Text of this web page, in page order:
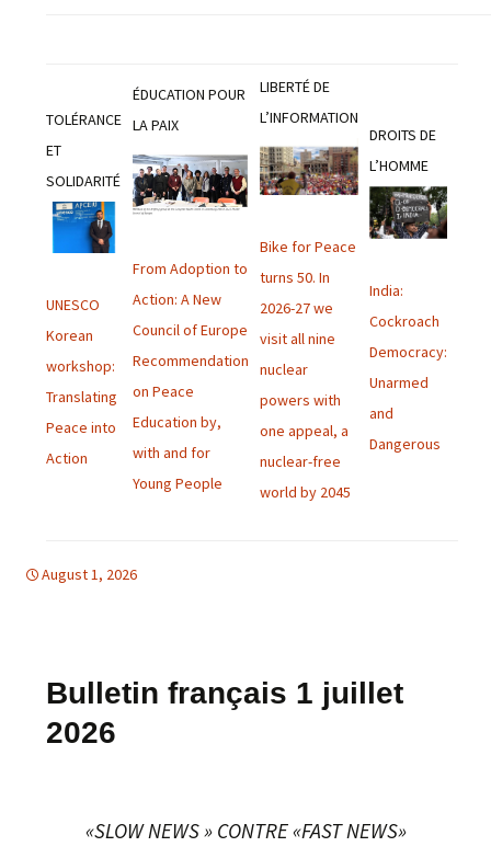
TOLÉRANCE
ET
SOLIDARITÉ
UNESCO
Korean
workshop:
Translating
Peace into
Action
ÉDUCATION POUR
LA PAIX
From Adoption to
Action: A New
Council of Europe
Recommendation
on Peace
Education by,
with and for
Young People
LIBERTÉ DE
L’INFORMATION
Bike for Peace
turns 50. In
2026-27 we
visit all nine
nuclear
powers with
one appeal, a
nuclear-free
world by 2045
DROITS DE
L’HOMME
India:
Cockroach
Democracy:
Unarmed
and
Dangerous
August 1, 2026
Bulletin français 1 juillet
2026
«SLOW NEWS » CONTRE «FAST NEWS»